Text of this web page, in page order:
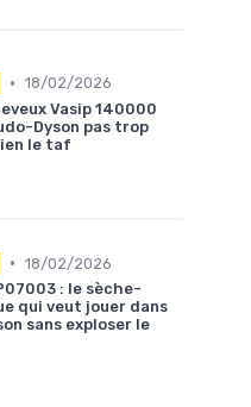
• 18/02/2026
Vasip 140000
Dyson pas trop
le taf
• 18/02/2026
: le sèche-
qui veut jouer dans
sans exploser le